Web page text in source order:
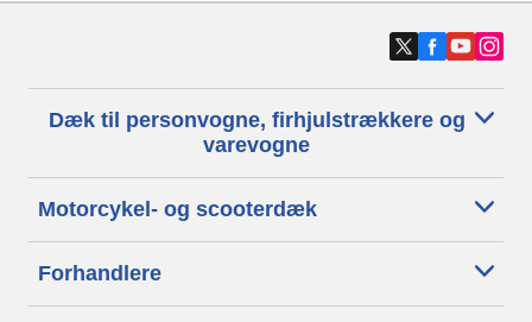
Dæk til personvogne, firhjulstrækkere og
varevogne
Motorcykel- og scooterdæk
Forhandlere